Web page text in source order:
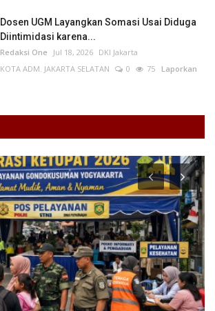
Dosen UGM Layangkan Somasi Usai Diduga
Diintimidasi karena...
Redaksi One Jul 18, 2026 DKI Jakarta
KOTA ADM. JAKARTA SELATAN
0 75 Laporkan